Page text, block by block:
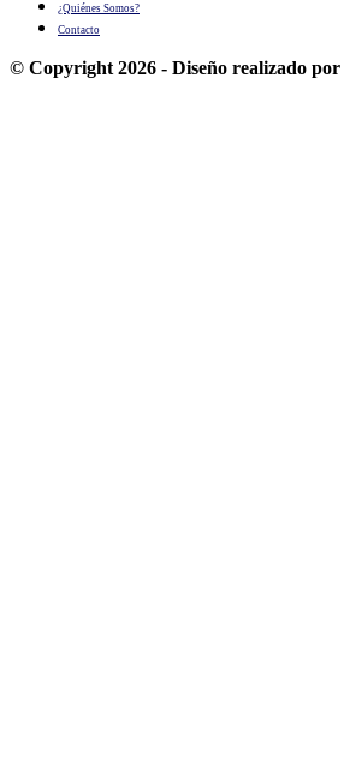
¿Quiénes Somos?
Contacto
© Copyright 2026 - Diseño realizado por